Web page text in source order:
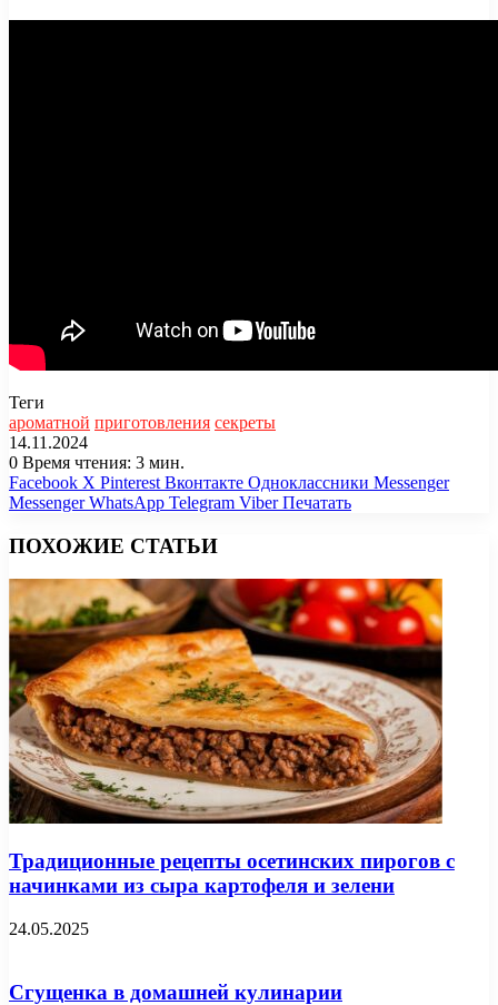
Теги
ароматной приготовления секреты
14.11.2024
0 Время чтения: 3 мин.
Facebook X Pinterest Вконтакте Одноклассники Messenger
Messenger WhatsApp Telegram Viber Печатать
ПОХОЖИЕ СТАТЬИ
Традиционные рецепты осетинских пирогов с
начинками из сыра картофеля и зелени
24.05.2025
Сгущенка в домашней кулинарии